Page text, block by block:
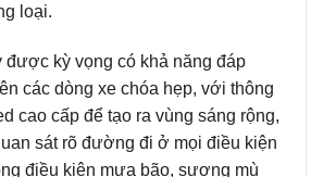
loại.
được kỳ vọng có khả năng đáp
các dòng xe chóa hẹp, với thông
cao cấp để tạo ra vùng sáng rộng,
sát rõ đường đi ở mọi điều kiện
điều kiện mưa bão, sương mù